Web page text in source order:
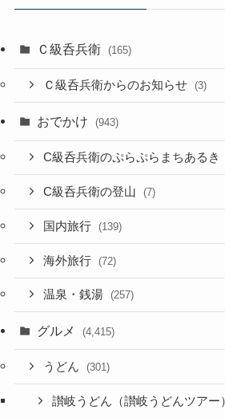
Ｃ級呑兵衛 (165)
Ｃ級呑兵衛からのお知らせ (3)
おでかけ (943)
C級呑兵衛のぷらぷらまちあるき
C級呑兵衛の登山 (7)
国内旅行 (139)
海外旅行 (72)
温泉・銭湯 (257)
グルメ (4,415)
うどん (301)
讃岐うどん（讃岐うどんツアー